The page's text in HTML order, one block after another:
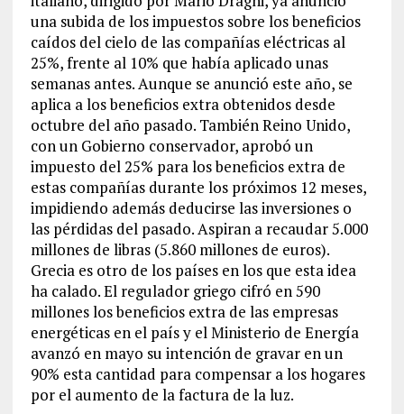
una subida de los impuestos sobre los beneficios
caídos del cielo de las compañías eléctricas al
25%, frente al 10% que había aplicado unas
semanas antes. Aunque se anunció este año, se
aplica a los beneficios extra obtenidos desde
octubre del año pasado. También Reino Unido,
con un Gobierno conservador, aprobó un
impuesto del 25% para los beneficios extra de
estas compañías durante los próximos 12 meses,
impidiendo además deducirse las inversiones o
las pérdidas del pasado. Aspiran a recaudar 5.000
millones de libras (5.860 millones de euros).
Grecia es otro de los países en los que esta idea
ha calado. El regulador griego cifró en 590
millones los beneficios extra de las empresas
energéticas en el país y el Ministerio de Energía
avanzó en mayo su intención de gravar en un
90% esta cantidad para compensar a los hogares
por el aumento de la factura de la luz.